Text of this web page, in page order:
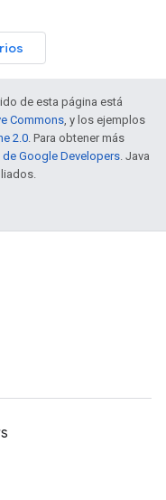
de esta página está
Commons, y los ejemplos
2.0. Para obtener más
Google Developers. Java